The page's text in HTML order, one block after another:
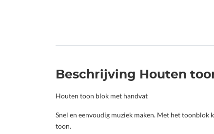
Beschrijving Houten
Houten toon blok met handvat
Snel en eenvoudig muziek maken. Met het toonblok
toon.